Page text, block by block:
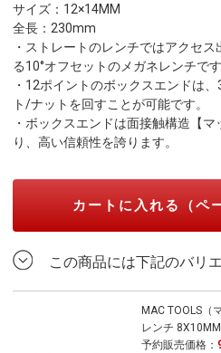
サイズ：12×14MM
全長：230mm
・ストレートのレンチではアクセ
る10°オフセットのメガネレンチです
・12ポイントのボックスエンドは
ト/ナットを回すことが可能です。
・ボックスエンドは面接触構造【
り、高い信頼性を誇ります。
カートに入れる（ペ
この商品には下記のバリ
MAC TOOLS（
レンチ
予約販売価格：